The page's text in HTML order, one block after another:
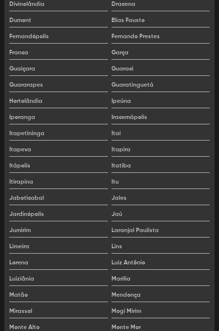
Motoniveladora aluguel
Motoniveladora locação
Proposta de locação de retroescavadeira
Retroescavadeira locação
Retroescavadeira para alugar
Rolo compactador aluguel
Rolo compactador locação
Rolo compactador para alugar
Escavadeira hidráulica usada
Escavadeira hidráulica usada a venda
Escavadeira hidráulica a venda
Máquina retroescavadeira usada
Retroescavadeira traçada usada
Divinolândia Dracena
Dumont Elias Fausto
Fernandópolis Fernando Prestes
Franca Garça
Guaiçara Guaraci
Guararapes Guaratinguetá
Hortolândia Ipeúna
Iporanga Iracemápolis
Itapetininga Itaí
Itapeva Itapira
Itápolis Itatiba
Itirapina Itu
Jaboticabal Jales
Jardinópolis Jaú
Jumirim Laranjal Paulista
Limeira Lins
Lorena Luiz Antônio
Luiziânia Marília
Matão Mendonça
Mirassol Mogi Mirim
Monte Alto Monte Mor